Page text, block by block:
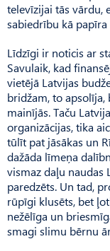
televīzijai tās vārdu,
sabiedrību kā
Līdzīgi ir noticis ar
Savulaik, kad
vietējā Latvijas
bridžam, to apsolīja,
mainījās. Taču
organizācijas, tika
tūlīt pat jāsākas un
dažāda līmeņa
vismaz daļu naudas
paredzēts. Un tad,
rūpīgi klusēts, bet
nežēlīga un
smagi slimu bērnu